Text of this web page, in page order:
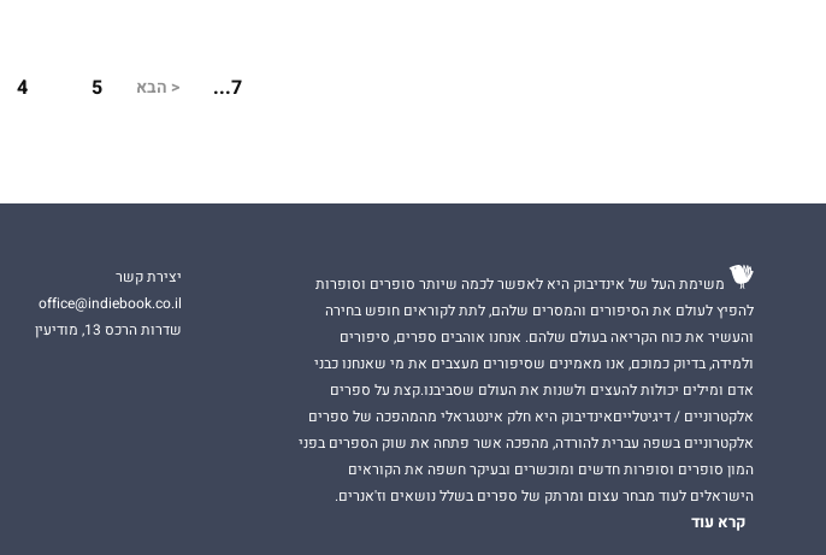
7...
< הבא 5
4
משימת העל של אינדיבוק היא לאפשר לכמה שיותר סופרים וסופרות
להפיץ לעולם את הסיפורים והמסרים שלהם, לתת לקוראים חופש בחירה
והעשיר את כוח הקריאה בעולם שלהם. אנחנו אוהבים ספרים, סיפורים
ולמידה, בדיוק כמוכם, אנו מאמינים שסיפורים מעצבים את מי שאנחנו כבני
אדם ומילים יכולות להעצים ולשנות את העולם שסביבנו.קצת על ספרים
אלקטרוניים / דיגיטלייםאינדיבוק היא חלק אינטגראלי מהמהפכה של ספרים
אלקטרוניים בשפה עברית להורדה, מהפכה אשר פתחה את שוק הספרים בפני
המון סופרים וסופרות חדשים ומוכשרים ובעיקר חשפה את הקוראים
הישראלים לעוד מבחר עצום ומרתק של ספרים בשלל נושאים וז'אנרים.
קרא עוד
יצירת קשר
office@indiebook.co.il
שדרות הרכס 13, מודיעין